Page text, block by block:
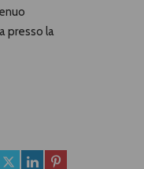
presso la